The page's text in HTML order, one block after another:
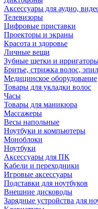
Аксессуары для аудио,
Телевизоры
Цифровые приставки
Проекторы и экраны
Красота и здоровье
Личные вещи
Зубные щетки и
Бритье, стрижка волос,
Медицинское оборудование
Товары для укладки волос
Часы
Товары для маникюра
Массажеры
Весы напольные
Ноутбуки и компьютеры
Моноблоки
Ноутбуки
Аксессуары для ПК
Кабели и переходники
Игровые аксессуары
Подставки для ноутбуков
Внешние дисководы
Зарядные устройства для